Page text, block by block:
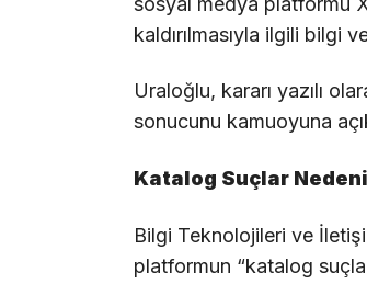
kaldırılmasıyla ilgili bilgi
Uraloğlu, kararı yazılı
sonucunu kamuoyuna
Katalog Suçlar
Bilgi Teknolojileri ve
platformun “katalog